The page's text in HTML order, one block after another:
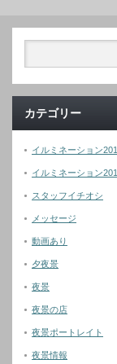
カテゴリー
イルミネーション
イルミネーション
スタッフイチオシ
メッセージ
動画あり
夕夜景
夜景
夜景の店
夜景ポートレイト
夜景情報